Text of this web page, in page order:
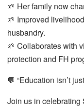
🌱 Her family now
🌱 Improved
husbandry.
🌱 Collaborates with
protection and FH
💬 “Education isn’t
Join us in celebrating